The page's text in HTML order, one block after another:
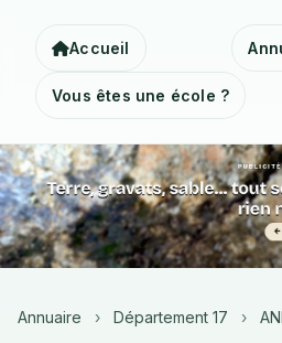
Accueil
Vous êtes une école ?
Annuaire › Département 17 ›